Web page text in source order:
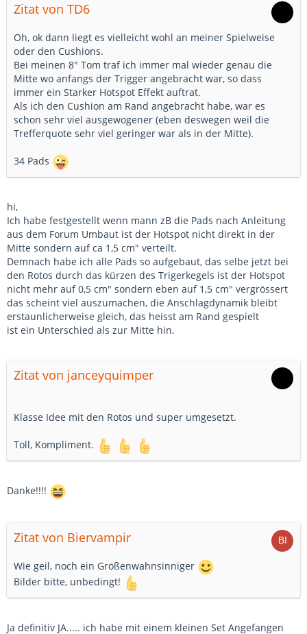
Zitat von TD6
Oh, ok dann liegt es vielleicht wohl an meiner Spielweise
oder den Cushions.
Bei meinen 8" Tom traf ich immer mal wieder genau die
Mitte wo anfangs der Trigger angebracht war, so dass
immer ein Starker Hotspot Effekt auftrat.
Als ich den Cushion am Rand angebracht habe, war es
schon sehr viel ausgewogener (eben deswegen weil die
Trefferquote sehr viel geringer war als in der Mitte).
34 Pads
hi,
Ich habe festgestellt wenn mann zB die Pads nach Anleitung
aus dem Forum Umbaut ist der Hotspot nicht direkt in der
Mitte sondern auf ca 1,5 cm" verteilt.
Demnach habe ich alle Pads so aufgebaut, das selbe jetzt bei
den Rotos durch das kürzen des Trigerkegels ist der Hotspot
nicht mehr auf 0,5 cm" sondern eben auf 1,5 cm" vergrössert
das scheint viel auszumachen, die Anschlagdynamik bleibt
erstaunlicherweise gleich, das heisst am Rand gespielt
ist ein Unterschied als zur Mitte hin.
Zitat von janceyquimper
Klasse Idee mit den Rotos und super umgesetzt.
Toll, Kompliment.
Danke!!!!
Zitat von Biervampir
Wie geil, noch ein Größenwahnsinniger
Bilder bitte, unbedingt!
Ja definitiv JA..... ich habe mit einem kleinen Set Angefangen